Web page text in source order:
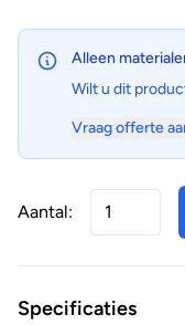
Alleen
Wilt u dit
Vraag offerte
Aantal:
Specificaties